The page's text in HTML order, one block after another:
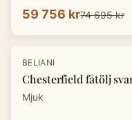
59 756 kr74 695 kr
-10 %
BELIANI
Chesterfield fåtölj
Mjuk